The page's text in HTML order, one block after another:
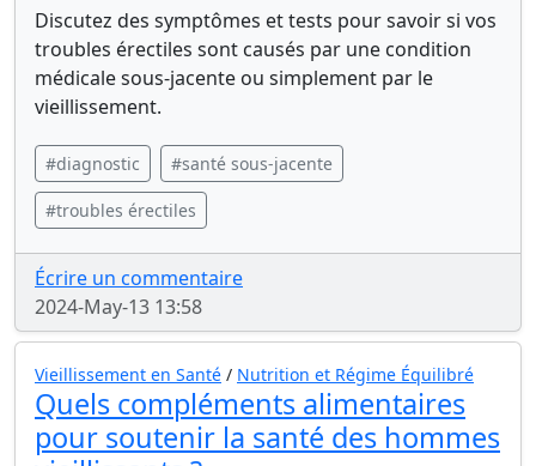
Discutez des symptômes et tests pour savoir si vos
troubles érectiles sont causés par une condition
médicale sous-jacente ou simplement par le
vieillissement.
#diagnostic #santé sous-jacente
#troubles érectiles
Écrire un commentaire
2024-May-13 13:58
Vieillissement en Santé / Nutrition et Régime Équilibré
Quels compléments alimentaires
pour soutenir la santé des hommes